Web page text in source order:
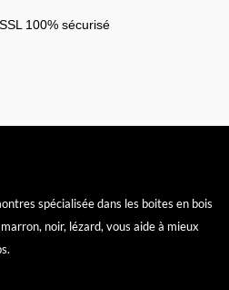
100% sécurisé
spécialisée dans les boites en bois
noir, lézard, vous aide à mieux